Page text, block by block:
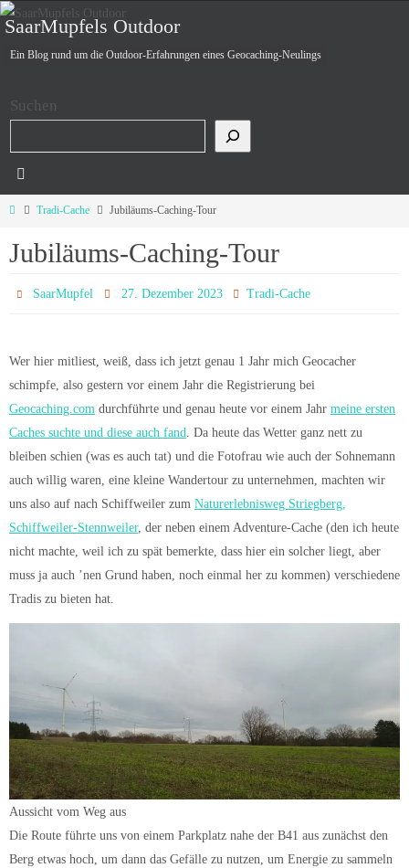
Zum
Inhalt
springen
SaarMupfels Outdoor
Ein Blog rund um die Outdoor-Erfahrungen eines Geocaching-Neulings
Suchen
StartTradi-Cache Jubiläums-Caching-Tour
Jubiläums-Caching-Tour
SaarMupfel 27. Dezember 2023 Tradi-Cache
Wer hier mitliest, weiß, dass ich jetzt genau 1 Jahr mich Geocacher
schimpfe, also gestern vor einem Jahr die Registrierung bei
Geocaching.com durchführte und genau heute vor einem Jahr meine ersten
Caches suchte und diese auch fand . Da heute das Wetter ganz nett zu
bleiben schien (was es auch tat) und die Fotofrau wie auch der Sohnemann
auch willig waren, eine kleine Wandertour zu unternehmen, machten wir
uns also auf nach Schiffweiler zum Naturerlebnisweg Striegberg,
Schiffweiler-Stennweiler, der neben einem Adventure-Cache (den ich heute
nicht machte, weil ich zu spät bemerkte, dass hier ein solcher liegt, aber
muss ja auch ’nen Grund haben, noch einmal her zu kommen) verschiedene
Tradis zu bieten hat.
Aussicht vom Weg aus
Die Route führte uns von einem Parkplatz nahe der B41 aus zunächst den
Berg etwas hoch, um dann das Gefälle zu nutzen, um Energie zu sammeln